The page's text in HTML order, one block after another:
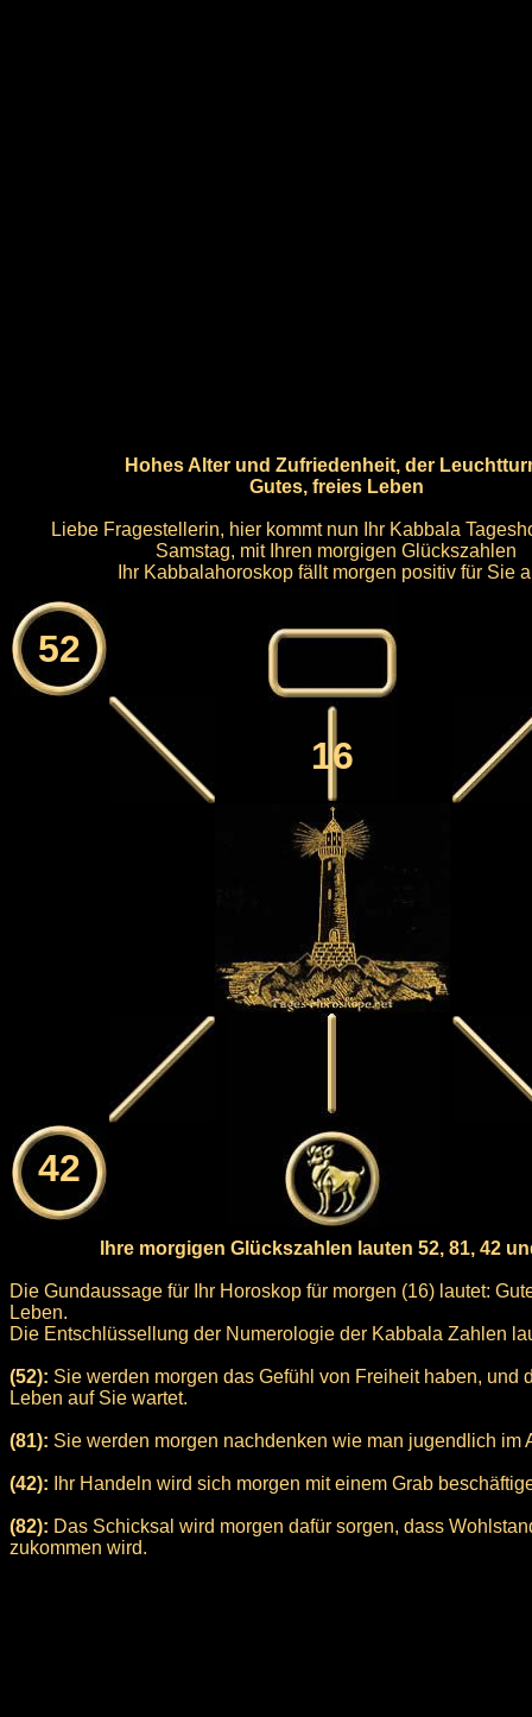
Hohes Alter und Zufriedenheit, der
Gutes, freies Leben
Liebe Fragestellerin, hier kommt nun Ihr Kabbala
Samstag, mit Ihren morgigen Glückszahlen
Ihr Kabbalahoroskop fällt morgen positiv für Sie
52
16
42
Ihre morgigen Glückszahlen lauten 52, 81, 42
Die Gundaussage für Ihr Horoskop für morgen (16) lautet:
Leben.
Die Entschlüssellung der Numerologie der Kabbala Zahlen
(52): Sie werden morgen das Gefühl von Freiheit haben, und
Leben auf Sie wartet.
(81): Sie werden morgen nachdenken wie man jugendlich im
(42): Ihr Handeln wird sich morgen mit einem Grab
(82): Das Schicksal wird morgen dafür sorgen, dass
zukommen wird.